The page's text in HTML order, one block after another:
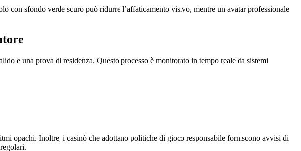
con sfondo verde scuro può ridurre l’affaticamento visivo, mentre un avatar professionale
e una prova di residenza. Questo processo è monitorato in tempo reale da sistemi
opachi. Inoltre, i casinò che adottano politiche di gioco responsabile forniscono avvisi di